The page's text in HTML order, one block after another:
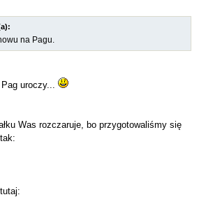
na Pagu.
uroczy...
Was rozczaruje, bo przygotowaliśmy się